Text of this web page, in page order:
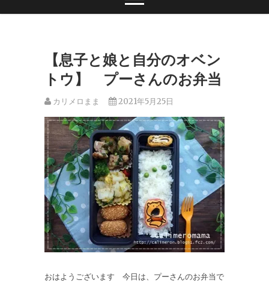
【息子と娘と自分のオベン
トウ】 プーさんのお弁当
カリメロまま 2021年5月25日
おはようございます 今日は、プーさんのお弁当で